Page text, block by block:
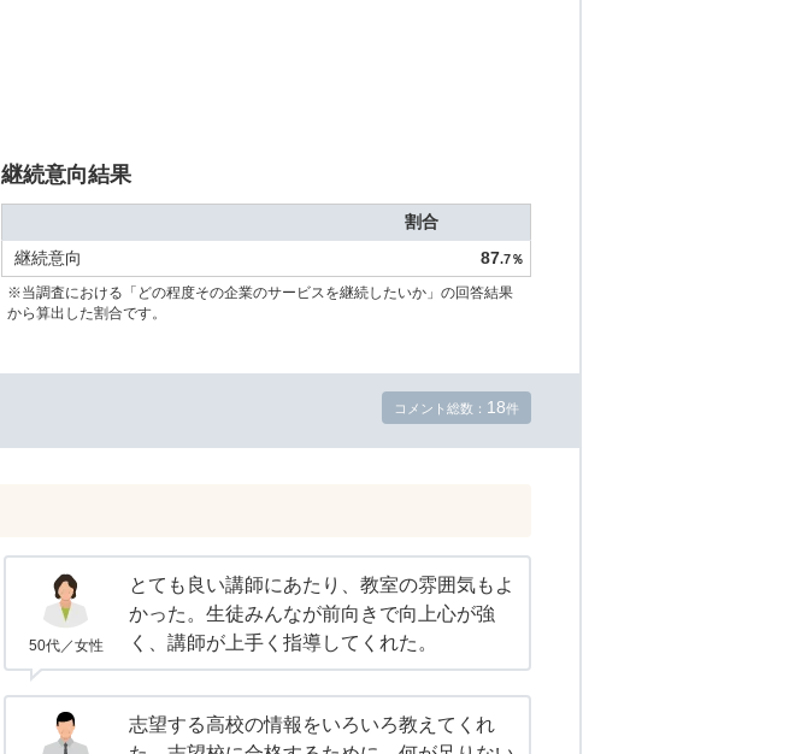
継続意向結果
割合
継続意向
87.7％
※当調査における「どの程度その企業のサービスを継続したいか」の回答結果
から算出した割合です。
コメント総数： 18件
50代／女性
とても良い講師にあたり、教室の雰囲気もよ
かった。生徒みんなが前向きで向上心が強
く、講師が上手く指導してくれた。
志望する高校の情報をいろいろ教えてくれ